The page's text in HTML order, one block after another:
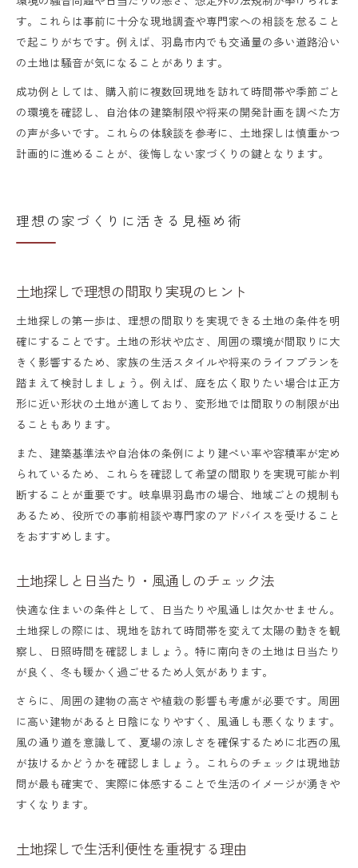
す。これらは事前に十分な現地調査や専門家への相談を怠ること
で起こりがちです。例えば、羽島市内でも交通量の多い道路沿い
の土地は騒音が気になることがあります。
成功例としては、購入前に複数回現地を訪れて時間帯や季節ごと
の環境を確認し、自治体の建築制限や将来の開発計画を調べた方
の声が多いです。これらの体験談を参考に、土地探しは慎重かつ
計画的に進めることが、後悔しない家づくりの鍵となります。
理想の家づくりに活きる見極め術
土地探しで理想の間取り実現のヒント
土地探しの第一歩は、理想の間取りを実現できる土地の条件を明
確にすることです。土地の形状や広さ、周囲の環境が間取りに大
きく影響するため、家族の生活スタイルや将来のライフプランを
踏まえて検討しましょう。例えば、庭を広く取りたい場合は正方
形に近い形状の土地が適しており、変形地では間取りの制限が出
ることもあります。
また、建築基準法や自治体の条例により建ぺい率や容積率が定め
られているため、これらを確認して希望の間取りを実現可能か判
断することが重要です。岐阜県羽島市の場合、地域ごとの規制も
あるため、役所での事前相談や専門家のアドバイスを受けること
をおすすめします。
土地探しと日当たり・風通しのチェック法
快適な住まいの条件として、日当たりや風通しは欠かせません。
土地探しの際には、現地を訪れて時間帯を変えて太陽の動きを観
察し、日照時間を確認しましょう。特に南向きの土地は日当たり
が良く、冬も暖かく過ごせるため人気があります。
さらに、周囲の建物の高さや植栽の影響も考慮が必要です。周囲
に高い建物があると日陰になりやすく、風通しも悪くなります。
風の通り道を意識して、夏場の涼しさを確保するために北西の風
が抜けるかどうかを確認しましょう。これらのチェックは現地訪
問が最も確実で、実際に体感することで生活のイメージが湧きや
すくなります。
土地探しで生活利便性を重視する理由